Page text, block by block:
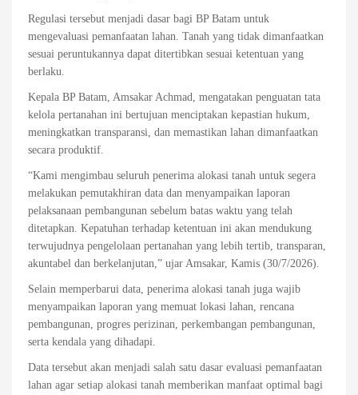
Regulasi tersebut menjadi dasar bagi BP Batam untuk
mengevaluasi pemanfaatan lahan. Tanah yang tidak dimanfaatkan
sesuai peruntukannya dapat ditertibkan sesuai ketentuan yang
berlaku.
Kepala BP Batam, Amsakar Achmad, mengatakan penguatan tata
kelola pertanahan ini bertujuan menciptakan kepastian hukum,
meningkatkan transparansi, dan memastikan lahan dimanfaatkan
secara produktif.
“Kami mengimbau seluruh penerima alokasi tanah untuk segera
melakukan pemutakhiran data dan menyampaikan laporan
pelaksanaan pembangunan sebelum batas waktu yang telah
ditetapkan. Kepatuhan terhadap ketentuan ini akan mendukung
terwujudnya pengelolaan pertanahan yang lebih tertib, transparan,
akuntabel dan berkelanjutan,” ujar Amsakar, Kamis (30/7/2026).
Selain memperbarui data, penerima alokasi tanah juga wajib
menyampaikan laporan yang memuat lokasi lahan, rencana
pembangunan, progres perizinan, perkembangan pembangunan,
serta kendala yang dihadapi.
Data tersebut akan menjadi salah satu dasar evaluasi pemanfaatan
lahan agar setiap alokasi tanah memberikan manfaat optimal bagi